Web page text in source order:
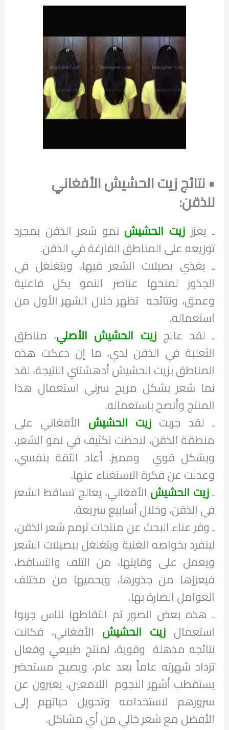
• نتائج زيت الحشيش الأفغاني
للذقن:
ـ يعزززيت الحشيش نمو شعر الذقن بمجرد
توزيعه على المناطق الفارغة في الذقن.
ـ يغذي بصيلات الشعر فيها، ويتغلغل في
الجذور لمنحها عناصر النمو بكل فاعلية
وعمق، ونتائجه تظهر خلال الشهر الأول من
استعماله.
ـ لقد عالجزيت الحشيش الأصلي، مناطق
الثعلبة في الذقن لدي، ما إن دعكت هذه
المناطق بزيت الحشيش أدهشتني النتيجة، لقد
نما شعر بشكل مريح سرني استعمال هذا
المنتج وأنصح باستعماله.
ـ لقد جربت زيت الحشيش الأفغاني على
منطقة الذقن، لاحظت تكثيف في نمو الشعر،
وبشكل قوي ومميز. أعاد الثقة بنفسي،
وعدلت عن فكرة الاستغناء عنها.
ـزيت الحشيش الأفغاني، يعالج تساقط الشعر
في الذقن، وخلال أسابيع سريعة.
ـ وفر عناء البحث عن منتجات ترمم شعر الذقن،
لينفرد بخواصه الغنية ويتغلغل ببصيلات الشعر
ويعمل على وقايتها، من التلف والتساقط،
فيعززها من جذورها، ويحميها من مختلف
العوامل الضارة بها.
ـ هذه بعض الصور تم التقاطها لناس جربوا
استعمال زيت الحشيش الأفغاني، فكانت
نتائجه مذهلة وقوية، لمنتج طبيعي وفعال
تزداد شهرته عاماً بعد عام، ويصبح مستحضر
يستقطب أشهر النجوم اللامعين، يعبرون عن
سرورهم لاستخدامه وتحويل حياتهم إلى
الأفضل مع شعر خالي من أي مشاكل.